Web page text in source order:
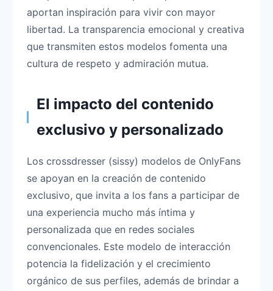
aportan inspiración para vivir con mayor
libertad. La transparencia emocional y creativa
que transmiten estos modelos fomenta una
cultura de respeto y admiración mutua.
El impacto del contenido
exclusivo y personalizado
Los crossdresser (sissy) modelos de OnlyFans
se apoyan en la creación de contenido
exclusivo, que invita a los fans a participar de
una experiencia mucho más íntima y
personalizada que en redes sociales
convencionales. Este modelo de interacción
potencia la fidelización y el crecimiento
orgánico de sus perfiles, además de brindar a